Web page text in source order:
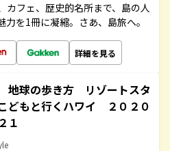
カフェ、歴史的名所まで、島の人
を1冊に凝縮。さあ、島旅へ。
詳細を見る
地球の歩き方 リゾートスタ
どもと行くハワイ ２０２０
１